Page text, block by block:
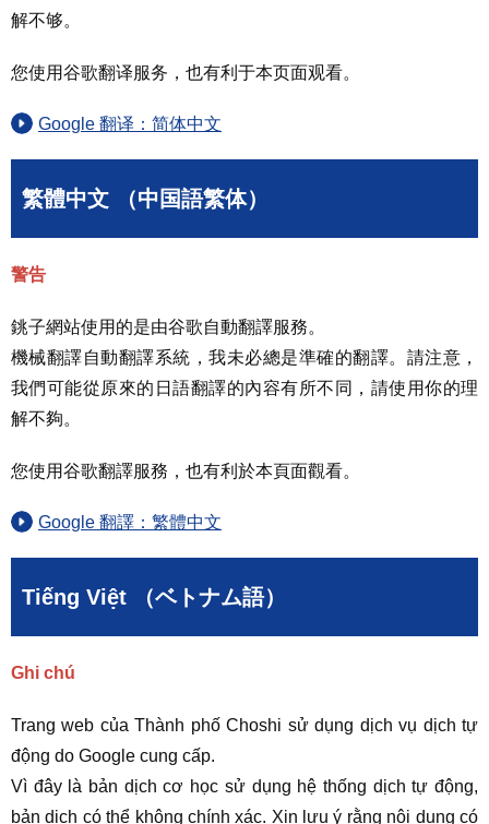
解不够。
您使用谷歌翻译服务，也有利于本页面观看。
Google 翻译：简体中文
繁體中文 （中国語繁体）
警告
銚子網站使用的是由谷歌自動翻譯服務。
機械翻譯自動翻譯系統，我未必總是準確的翻譯。請注意，
我們可能從原來的日語翻譯的內容有所不同，請使用你的理
解不夠。
您使用谷歌翻譯服務，也有利於本頁面觀看。
Google 翻譯：繁體中文
Tiếng Việt （ベトナム語）
Ghi chú
Trang web của Thành phố Choshi sử dụng dịch vụ dịch tự
động do Google cung cấp.
Vì đây là bản dịch cơ học sử dụng hệ thống dịch tự động,
bản dịch có thể không chính xác. Xin lưu ý rằng nội dung có